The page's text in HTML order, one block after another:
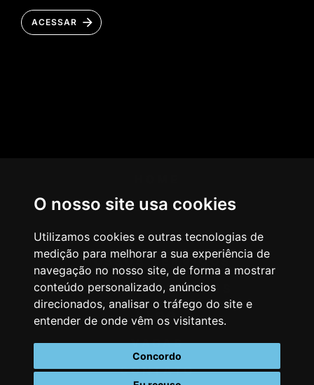
O nosso site usa cookies
Utilizamos cookies e outras tecnologias de
medição para melhorar a sua experiência de
navegação no nosso site, de forma a mostrar
conteúdo personalizado, anúncios
direcionados, analisar o tráfego do site e
entender de onde vêm os visitantes.
Concordo
ACESSAR
AGÊNCIA
COMO PENSAMOS
NOSSOS SERVIÇOS
CASES & CLIENTES
BLOG
VAGAS
CONTATO